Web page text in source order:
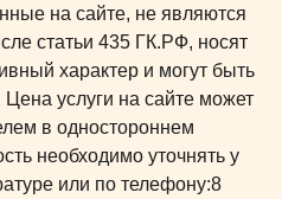
на сайте, не являются
статьи 435 ГК.РФ, носят
характер и могут быть
услуги на сайте может
в одностороннем
необходимо уточнять у
или по телефону:8